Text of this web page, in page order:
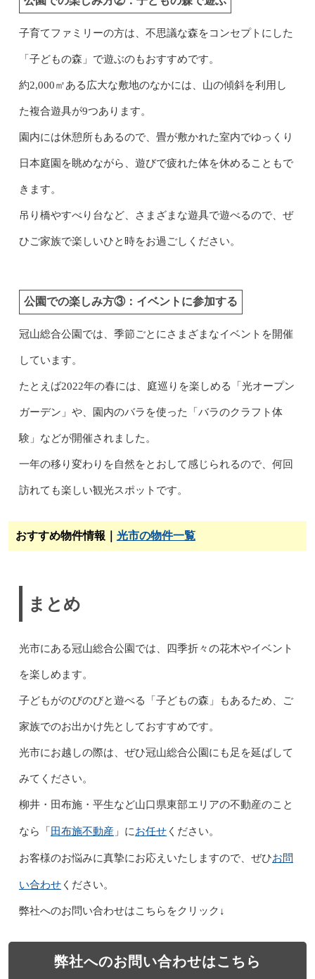
子育てファミリーの方は、不思議な森をコンセプトにした
「子どもの森」で遊ぶのもおすすめです。
約2,000㎡ある広大な敷地のなかには、山の傾斜を利用し
た複合遊具が9つあります。
園内には休憩所もあるので、畳が敷かれた室内でゆっくり
日本庭園を眺めながら、遊びで疲れた体を休めることもで
きます。
吊り橋やすべり台など、さまざまな遊具で遊べるので、ぜ
ひご家族で楽しいひと時をお過ごしください。
公園での楽しみ方③：イベントに参加する
冠山総合公園では、季節ごとにさまざまなイベントを開催
しています。
たとえば2022年の春には、庭巡りを楽しめる「光オープン
ガーデン」や、園内のバラを使った「バラのクラフト体
験」などが開催されました。
一年の移り変わりを自然をとおして感じられるので、何回
訪れても楽しい観光スポットです。
おすすめ物件情報｜ 光市の物件一覧
まとめ
光市にある冠山総合公園では、四季折々の花木やイベント
を楽しめます。
子どもがのびのびと遊べる「子どもの森」もあるため、ご
家族でのお出かけ先としておすすめです。
光市にお越しの際は、ぜひ冠山総合公園にも足を延ばして
みてください。
柳井・田布施・平生など山口県東部エリアの不動産のこと
なら「 田布施不動産 」にお任せください。
お客様のお悩みに真摯にお応えいたしますので、ぜひお問
い合わせください。
弊社へのお問い合わせはこちらをクリック↓
弊社へのお問い合わせはこちら